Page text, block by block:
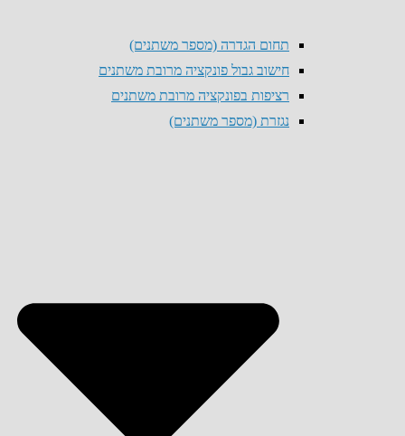
תחום הגדרה (מספר משתנים)
חישוב גבול פונקציה מרובת משתנים
רציפות בפונקציה מרובת משתנים
נגזרת (מספר משתנים)